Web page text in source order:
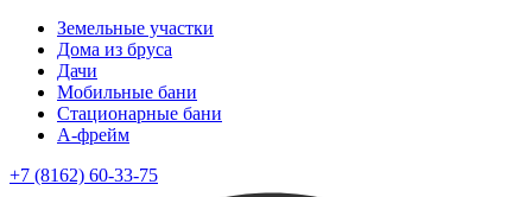
Земельные участки
Дома из бруса
Дачи
Мобильные бани
Стационарные бани
A-фрейм
+7 (8162) 60-33-75